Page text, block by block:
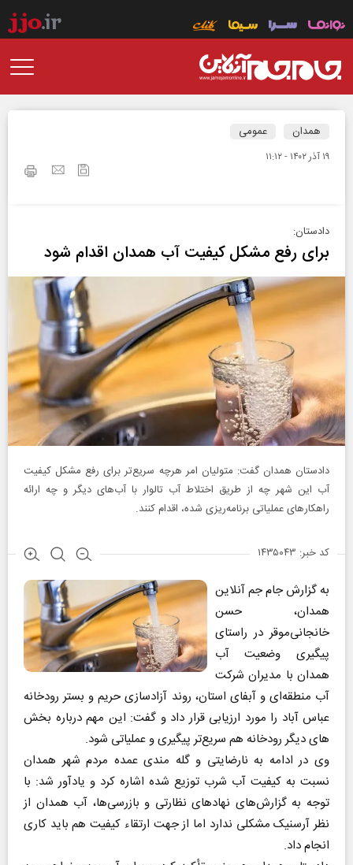
همدان عمومی
۱۹ آذر ۱۴۰۲ - ۱۱:۱۲
دادستان:
برای رفع مشکل کیفیت آب همدان اقدام شود
دادستان همدان گفت: متولیان امر هرچه سریع‌تر برای رفع مشکل کیفیت
آب این شهر چه از طریق اختلاط آب تالوار با آب‌های دیگر و چه ارائه
راهکارهای عملیاتی برنامه‌ریزی شده، اقدام کنند.
کد خبر: ۱۴۳۵۰۴۳
به گزارش جام جم آنلاین
همدان، حسن
خانجانی‌موقر در راستای
پیگیری وضعیت آب
همدان با مدیران شرکت
آب منطقه‌ای و آبفای استان، روند آزادسازی حریم و بستر رودخانه
عباس آباد را مورد ارزیابی قرار داد و گفت: این مهم درباره بخش
های دیگر رودخانه هم سریع‌تر پیگیری و عملیاتی شود.
وی در ادامه به نارضایتی و گله مندی عمده مردم شهر همدان
نسبت به کیفیت آب شرب توزیع شده اشاره کرد و یادآور شد: با
توجه به گزارش‌های نهادهای نظارتی و بازرسی‌ها، آب همدان از
نظر آرسنیک مشکلی ندارد اما از جهت ارتقاء کیفیت هم باید کاری
انجام داد.